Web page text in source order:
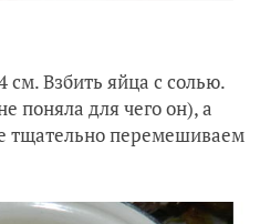
см. Взбить яйца с солью.
поняла для чего он), а
тщательно перемешиваем